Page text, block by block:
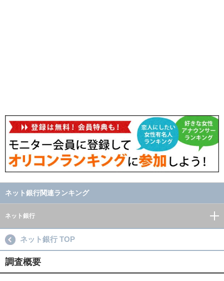
ネット銀行関連ランキング
ネット銀行
ネット銀行 TOP
調査概要